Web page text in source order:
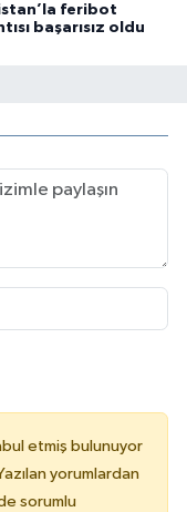
feribot
başarısız oldu
etmiş bulunuyor
yorumlardan
sorumlu